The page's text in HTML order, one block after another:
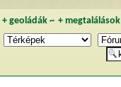
+ geoládák~ +megtalálások